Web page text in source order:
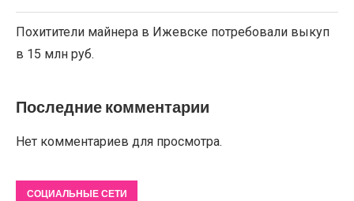
Похитители майнера в Ижевске потребовали выкуп
в 15 млн руб.
Последние комментарии
Нет комментариев для просмотра.
СОЦИАЛЬНЫЕ СЕТИ